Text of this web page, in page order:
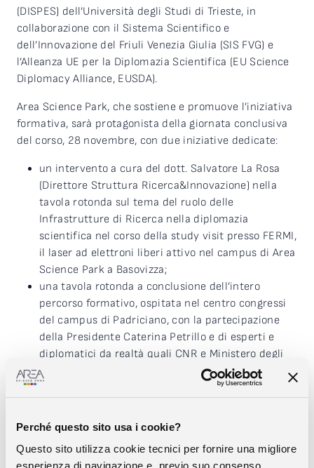
Perché questo sito usa i cookie?
Questo sito utilizza cookie tecnici per fornire una migliore
esperienza di navigazione e, previo suo consenso,
(DISPES) dell’Università degli Studi di Trieste, in
collaborazione con il Sistema Scientifico e
dell’Innovazione del Friuli Venezia Giulia (SIS FVG) e
l’Alleanza UE per la Diplomazia Scientifica (EU Science
Diplomacy Alliance, EUSDA).
Area Science Park, che sostiene e promuove l’iniziativa
formativa, sarà protagonista della giornata conclusiva
del corso, 28 novembre, con due iniziative dedicate:
un intervento a cura del dott. Salvatore La Rosa
(Direttore Struttura Ricerca&Innovazione) nella
tavola rotonda sul tema del ruolo delle
Infrastrutture di Ricerca nella diplomazia
scientifica nel corso della study visit presso FERMI,
il laser ad elettroni liberi attivo nel campus di Area
Science Park a Basovizza;
una tavola rotonda a conclusione dell’intero
percorso formativo, ospitata nel centro congressi
del campus di Padriciano, con la partecipazione
della Presidente Caterina Petrillo e di esperti e
diplomatici da realtà quali CNR e Ministero degli
Affari Esteri e della Cooperazione Internazionale.
Per Caterina Petrillo, infatti,“Trieste, per la sua storia,
concentrazione di istituzioni scientifiche di rilevanza
internazionale che ospita, è il luogo ideale in cui